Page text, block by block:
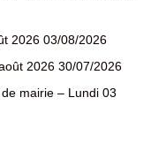
2026 03/08/2026
2026 30/07/2026
mairie – Lundi 03